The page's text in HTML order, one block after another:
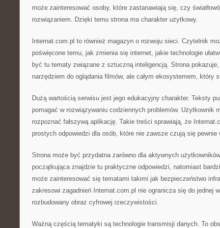
może zainteresować osoby, które zastanawiają się, czy
rozwiązaniem. Dzięki temu strona ma charakter użytkowy.
Internat.com.pl to również magazyn o rozwoju sieci. Czytelnik
poświęcone temu, jak zmienia się internet, jakie technologie
być tu tematy związane z sztuczną inteligencją. Strona
narzędziem do oglądania filmów, ale całym ekosystemem, który
Dużą wartością serwisu jest jego edukacyjny charakter. Teksty
pomagać w rozwiązywaniu codziennych problemów. Użytkownik
rozpoznać fałszywą aplikację. Takie treści sprawiają, że
prostych odpowiedzi dla osób, które nie zawsze czują się
Strona może być przydatna zarówno dla aktywnych
początkująca znajdzie tu praktyczne odpowiedzi, natomiast
może zainteresować się tematami takimi jak bezpieczeństwo
zakresowi zagadnień Internat.com.pl nie ogranicza się do jednej
rozbudowany obraz cyfrowej rzeczywistości.
Ważną częścią tematyki są technologie transmisji danych. To